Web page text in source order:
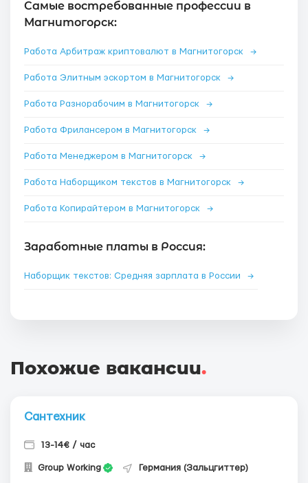
Самые востребованные профессии в
Магнитогорск:
Работа Арбитраж криптовалют в Магнитогорск →
Работа Элитным эскортом в Магнитогорск →
Работа Разнорабочим в Магнитогорск →
Работа Фрилансером в Магнитогорск →
Работа Менеджером в Магнитогорск →
Работа Наборщиком текстов в Магнитогорск →
Работа Копирайтером в Магнитогорск →
Заработные платы в Россия:
Наборщик текстов: Средняя зарплата в России →
Похожие вакансии.
Сантехник
13-14€ / час
Group Working Германия (Зальцгиттер)